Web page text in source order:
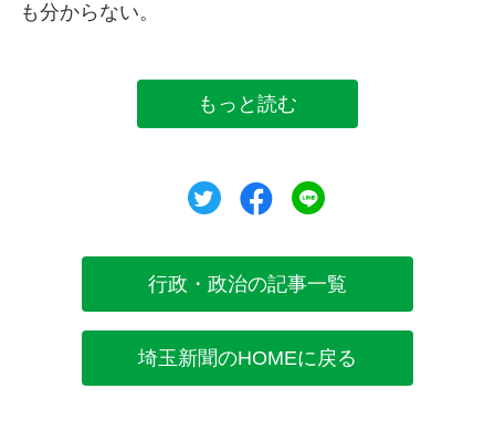
も分からない。
もっと読む
ツイートシェア
行政・政治の記事一覧
埼玉新聞のHOMEに戻る